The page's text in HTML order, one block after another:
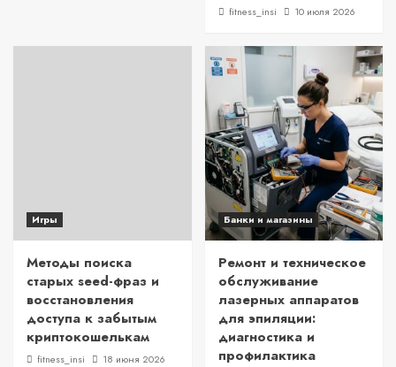
fitness_insi 10 июля 2026
Игры
Методы поиска
старых seed-фраз и
восстановления
доступа к забытым
криптокошелькам
fitness_insi 18 июня 2026
Банки и магазины
Ремонт и техническое
обслуживание
лазерных аппаратов
для эпиляции:
диагностика и
профилактика